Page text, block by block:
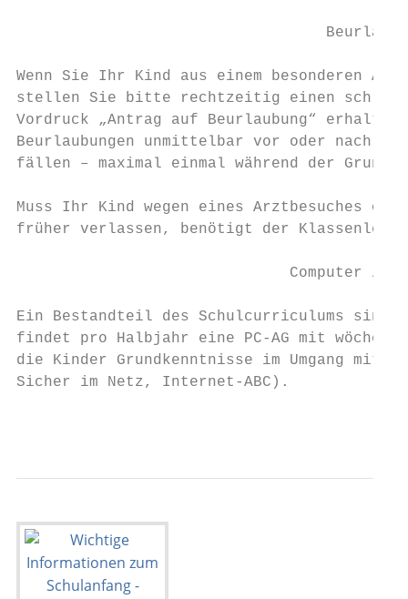
Wenn Sie Ihr Kind aus einem besonderen
stellen Sie bitte rechtzeitig einen
Vordruck „Antrag auf Beurlaubung“
Beurlaubungen unmittelbar vor oder nach
fällen – maximal einmal während der
Muss Ihr Kind wegen eines Arztbesuches
früher verlassen, benötigt der
Computer /
Ein Bestandteil des Schulcurriculums sind
findet pro Halbjahr eine PC-AG mit
die Kinder Grundkenntnisse im Umgang mit
Sicher im Netz, Internet-ABC).